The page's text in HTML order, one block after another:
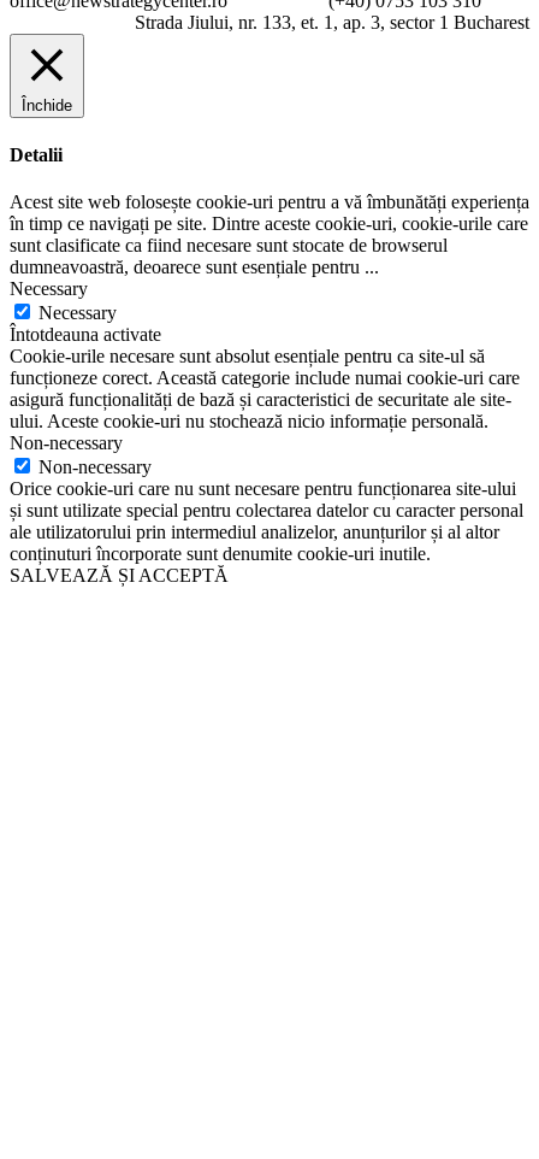
Strada Jiului, nr. 133, et. 1, ap. 3, sector 1 Bucharest
Închide
Detalii
Acest site web folosește cookie-uri pentru a vă îmbunătăți experiența
în timp ce navigați pe site. Dintre aceste cookie-uri, cookie-urile care
sunt clasificate ca fiind necesare sunt stocate de browserul
dumneavoastră, deoarece sunt esențiale pentru ...
Necessary
Necessary
Întotdeauna activate
Cookie-urile necesare sunt absolut esențiale pentru ca site-ul să
funcționeze corect. Această categorie include numai cookie-uri care
asigură funcționalități de bază și caracteristici de securitate ale site-
ului. Aceste cookie-uri nu stochează nicio informație personală.
Non-necessary
Non-necessary
Orice cookie-uri care nu sunt necesare pentru funcționarea site-ului
și sunt utilizate special pentru colectarea datelor cu caracter personal
ale utilizatorului prin intermediul analizelor, anunțurilor și al altor
conținuturi încorporate sunt denumite cookie-uri inutile.
SALVEAZĂ ȘI ACCEPTĂ